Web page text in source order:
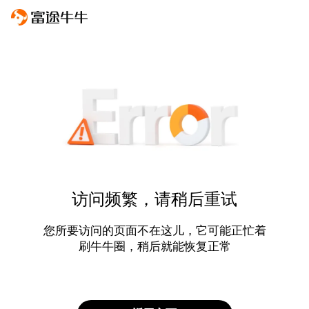
访问频繁，请稍后重试
您所要访问的页面不在这儿，它可能正忙着
刷牛牛圈，稍后就能恢复正常